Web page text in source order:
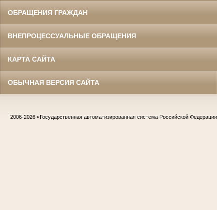
ОБРАЩЕНИЯ ГРАЖДАН
ВНЕПРОЦЕССУАЛЬНЫЕ ОБРАЩЕНИЯ
КАРТА САЙТА
ОБЫЧНАЯ ВЕРСИЯ САЙТА
2006-2026 «Государственная автоматизированная система Российской